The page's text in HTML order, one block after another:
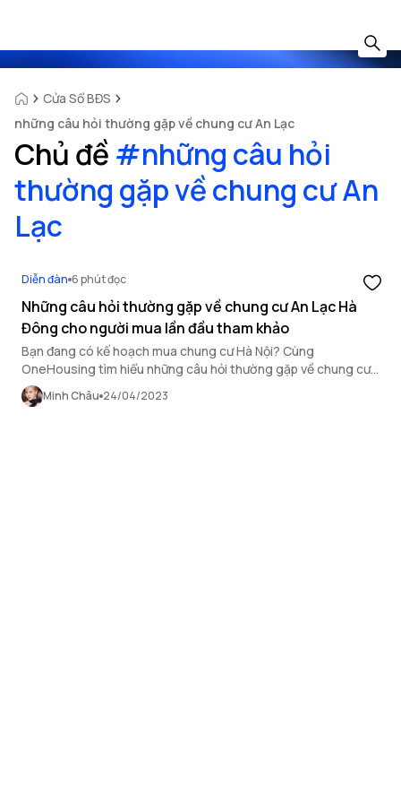
Cửa Sổ BĐS
những câu hỏi thường gặp về chung cư An Lạc
Chủ đề #những câu hỏi
thường gặp về chung cư An
Lạc
Diễn đàn 6 phút đọc
Những câu hỏi thường gặp về chung cư An Lạc Hà
Đông cho người mua lần đầu tham khảo
Bạn đang có kế hoạch mua chung cư Hà Nội? Cùng
OneHousing tìm hiểu những câu hỏi thường gặp về chung cư
An Lạc để tìm được căn hộ ưng ý nhất nhé!
Minh Châu 24/04/2023